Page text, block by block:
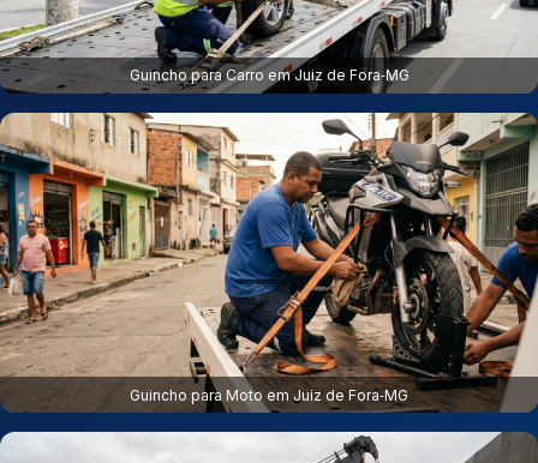
Guincho para Carro em Juiz de Fora‑MG
Guincho para Moto em Juiz de Fora‑MG